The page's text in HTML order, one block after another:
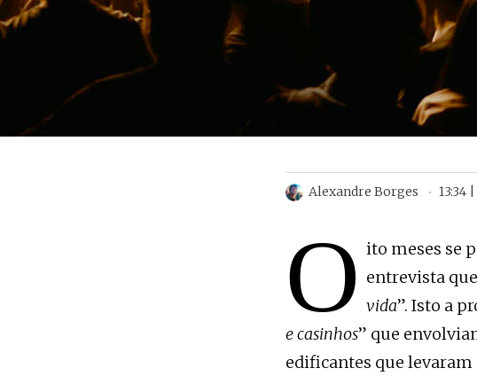
Alexandre Borges 13:34
O ito meses se
entrevista
vida”. Isto a
e casinhos” que
edificantes que levaram